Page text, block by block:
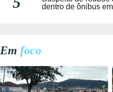
dentro de ônibus
Em foco